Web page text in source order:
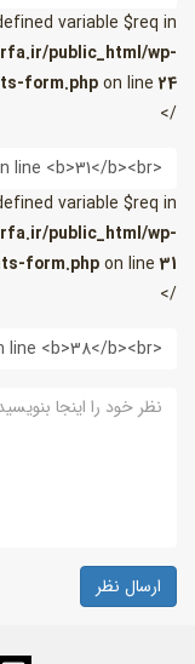
variable $req in
public_html/wp-
form.phpon line24
/>
ایمیل
variable $req in
public_html/wp-
form.phpon line31
/>